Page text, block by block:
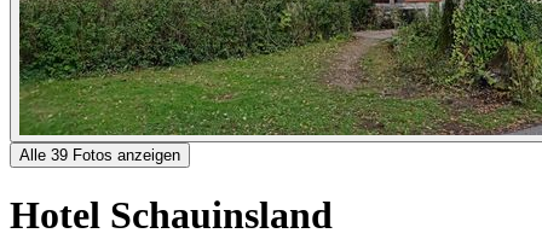
Alle 39 Fotos anzeigen
Hotel Schauinsland